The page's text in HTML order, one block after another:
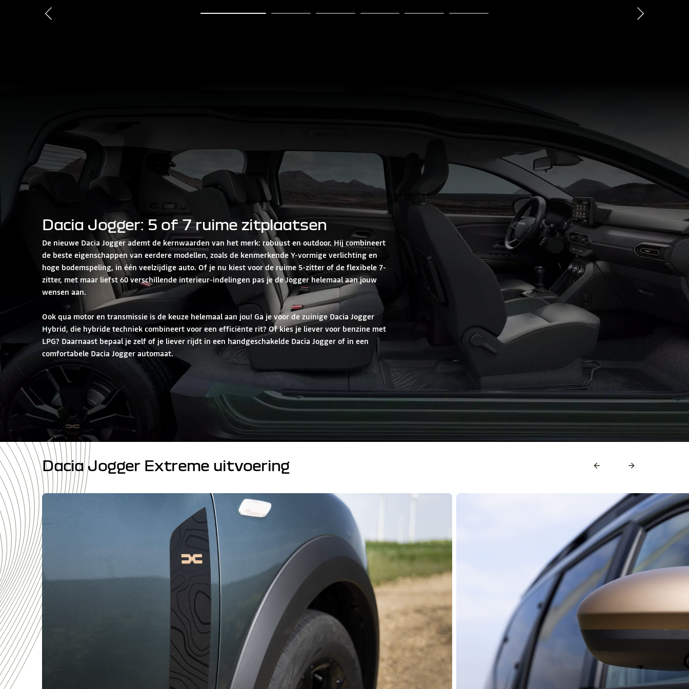
Dacia Jogger: 5 of 7 ruime zitplaatsen
De nieuwe Dacia Jogger ademt de kernwaarden van het merk: robuust en outdoor. Hij combineert
de beste eigenschappen van eerdere modellen, zoals de kenmerkende Y-vormige verlichting en
hoge bodemspeling, in één veelzijdige auto. Of je nu kiest voor de ruime 5-zitter of de flexibele 7-
zitter, met maar liefst 60 verschillende interieur-indelingen pas je de Jogger helemaal aan jouw
wensen aan.
Ook qua motor en transmissie is de keuze helemaal aan jou! Ga je voor de zuinige Dacia Jogger
Hybrid, die hybride techniek combineert voor een efficiënte rit? Of kies je liever voor benzine met
LPG? Daarnaast bepaal je zelf of je liever rijdt in een handgeschakelde Dacia Jogger of in een
comfortabele Dacia Jogger automaat.
Dacia Jogger Extreme uitvoering